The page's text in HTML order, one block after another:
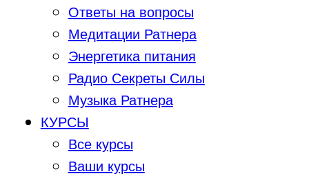
Ответы на вопросы
Медитации Ратнера
Энергетика питания
Радио Секреты Силы
Музыка Ратнера
КУРСЫ
Все курсы
Ваши курсы